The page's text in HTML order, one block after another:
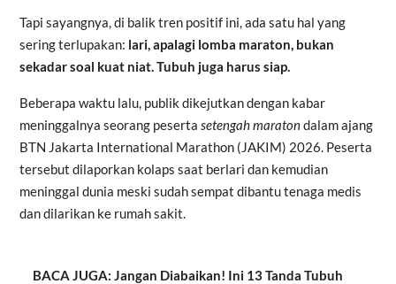
Tapi sayangnya, di balik tren positif ini, ada satu hal yang
sering terlupakan: lari, apalagi lomba maraton, bukan
sekadar soal kuat niat. Tubuh juga harus siap.
Beberapa waktu lalu, publik dikejutkan dengan kabar
meninggalnya seorang peserta setengah maratondalam ajang
BTN Jakarta International Marathon (JAKIM) 2026. Peserta
tersebut dilaporkan kolaps saat berlari dan kemudian
meninggal dunia meski sudah sempat dibantu tenaga medis
dan dilarikan ke rumah sakit.
BACA JUGA: Jangan Diabaikan! Ini 13 Tanda Tubuh